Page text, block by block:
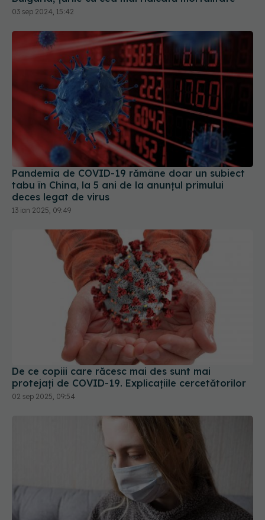
03 sep 2024, 15:42
Pandemia de COVID-19 rămâne doar un subiect
tabu în China, la 5 ani de la anunțul primului
deces legat de virus
13 ian 2025, 09:49
De ce copiii care răcesc mai des sunt mai
protejați de COVID-19. Explicațiile cercetătorilor
02 sep 2025, 09:54